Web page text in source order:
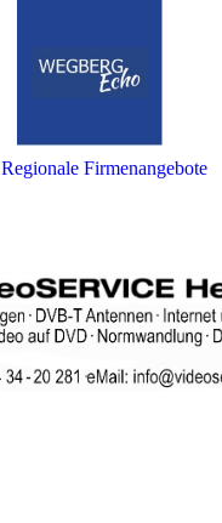
Regionale Firmenangebote